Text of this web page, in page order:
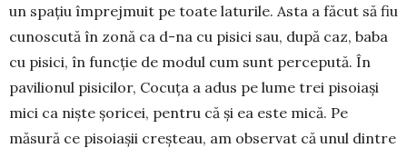
un spaţiu împrejmuit pe toa­te laturile. Asta a făcut să fiu
cunoscută în zonă ca d-na cu pisici sau, după caz, baba
cu pisici, în funcţie de modul cum sunt percepută. În
pavi­lionul pisicilor, Cocuţa a adus pe lume trei piso­iași
mici ca nişte şoricei, pentru că şi ea este mică. Pe
măsură ce pisoiaşii creșteau, am observat că unul dintre